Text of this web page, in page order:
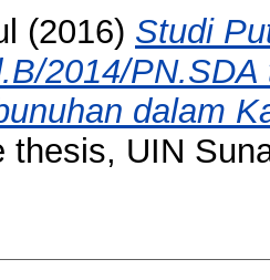
(2016) Studi
2014/
dalam
thesis, UIN